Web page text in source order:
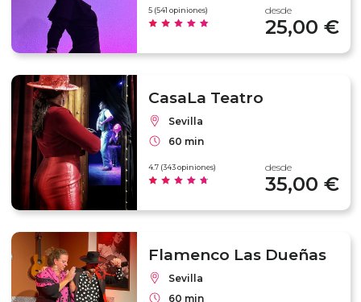
5 (541 opiniones) desde
25,00 €
CasaLa Teatro
Sevilla
60 min
4.7 (343 opiniones) desde
35,00 €
Flamenco Las Dueñas
Sevilla
60 min